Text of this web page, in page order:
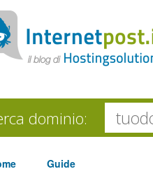
dominio:
Guide